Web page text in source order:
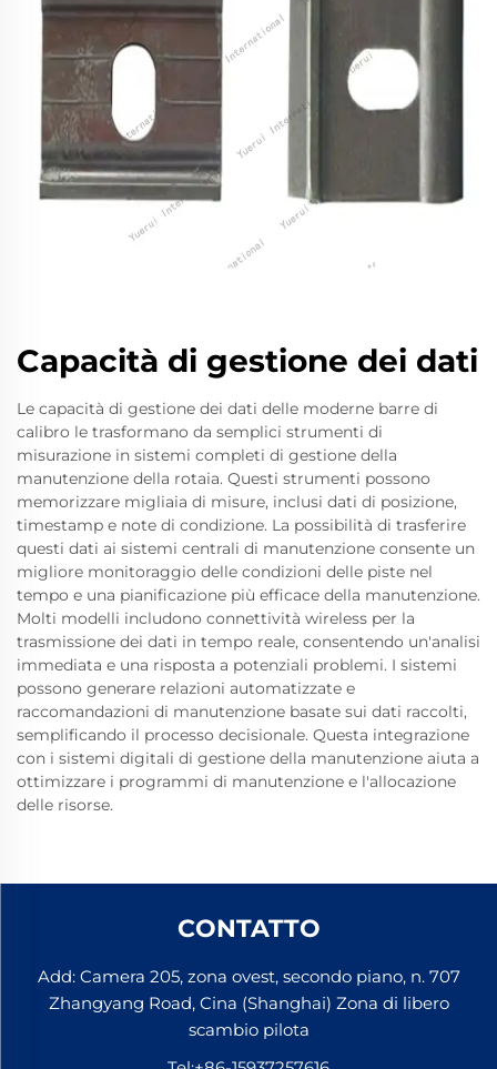
Capacità di gestione dei dati
Le capacità di gestione dei dati delle moderne barre di
calibro le trasformano da semplici strumenti di
misurazione in sistemi completi di gestione della
manutenzione della rotaia. Questi strumenti possono
memorizzare migliaia di misure, inclusi dati di posizione,
timestamp e note di condizione. La possibilità di trasferire
questi dati ai sistemi centrali di manutenzione consente un
migliore monitoraggio delle condizioni delle piste nel
tempo e una pianificazione più efficace della manutenzione.
Molti modelli includono connettività wireless per la
trasmissione dei dati in tempo reale, consentendo un'analisi
immediata e una risposta a potenziali problemi. I sistemi
possono generare relazioni automatizzate e
raccomandazioni di manutenzione basate sui dati raccolti,
semplificando il processo decisionale. Questa integrazione
con i sistemi digitali di gestione della manutenzione aiuta a
ottimizzare i programmi di manutenzione e l'allocazione
delle risorse.
CONTATTO
Add: Camera 205, zona ovest, secondo piano, n. 707
Zhangyang Road, Cina (Shanghai) Zona di libero
scambio pilota